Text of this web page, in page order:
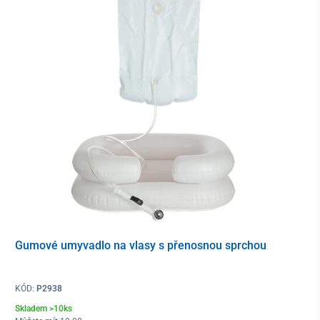
Gumové umyvadlo na vlasy s přenosnou sprchou
KÓD: P2938
Skladem >10ks